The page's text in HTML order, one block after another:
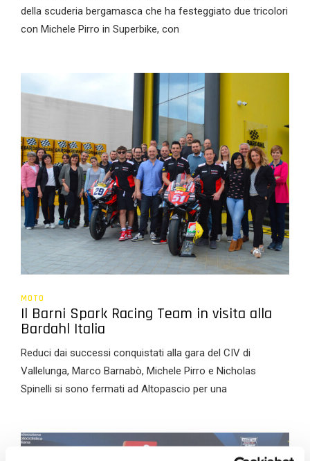
della scuderia bergamasca che ha festeggiato due tricolori
con Michele Pirro in Superbike, con
MOTO
Il Barni Spark Racing Team in visita alla
Bardahl Italia
Reduci dai successi conquistati alla gara del CIV di
Vallelunga, Marco Barnabò, Michele Pirro e Nicholas
Spinelli si sono fermati ad Altopascio per una